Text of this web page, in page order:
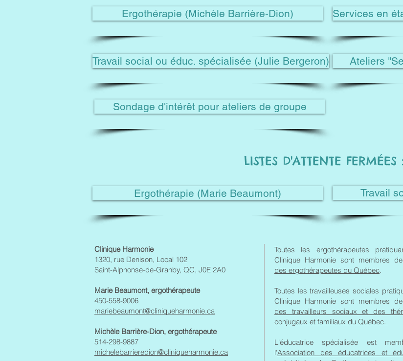
Ergothérapie (Michèle Barrière-Dion) Services en
Travail social ou éduc. spécialisée (Julie Bergeron) Ateliers
Sondage d'intérêt pour ateliers de groupe
LISTES D'ATTENTE FERMÉES :
Ergothérapie (Marie Beaumont) Travail
Clinique Harmonie
1320, rue Denison, Local 102
Saint-Alphonse-de-Granby, QC, J0E 2A0
Marie Beaumont, ergothérapeute
450-558-9006
mariebeaumont@cliniqueharmonie.ca
Michèle Barrière-Dion, ergothérapeute
514-298-9887
michelebarrieredion@cliniqueharmonie.ca
Toutes les ergothérapeutes
Clinique Harmonie sont membres
des ergothérapeutes du Québec.
Toutes les travailleuses sociales
Clinique Harmonie sont membres
des travailleurs sociaux et des
conjugaux et familiaux du Québec.
L'éducatrice spécialisée est
l'Association des éducatrices et